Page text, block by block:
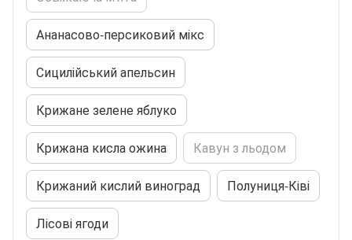
Ананасово-персиковий мікс
Сицилійський апельсин
Крижане зелене яблуко
Крижана кисла ожина Кавун з льодом
Крижаний кислий виноград Полуниця-Ківі
Лісові ягоди